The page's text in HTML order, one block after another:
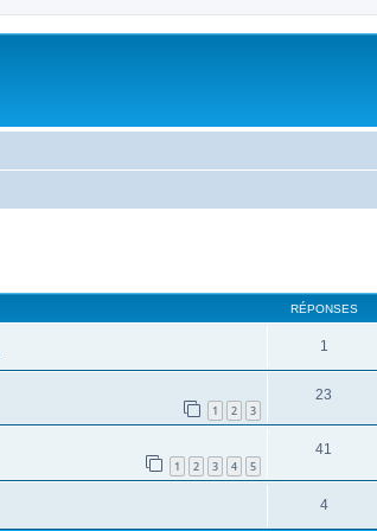
RÉPONSES
1
1 2 3
23
1 2 3 4 5
41
4